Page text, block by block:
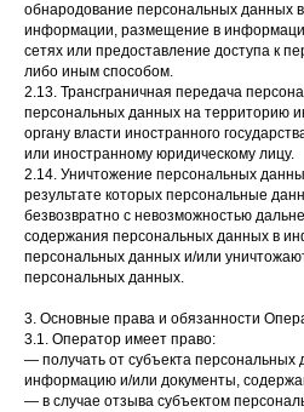
обнародование персональных данных
информации, размещение в
сетях или предоставление доступа к
либо иным способом.
2.13. Трансграничная передача
персональных данных на территорию
органу власти иностранного
или иностранному юридическому лицу.
2.14. Уничтожение персональных
результате которых персональные
безвозвратно с невозможностью
содержания персональных данных в
персональных данных и/или
персональных данных.
3. Основные права и обязанности
3.1. Оператор имеет право:
— получать от субъекта персональных
информацию и/или документы,
— в случае отзыва субъектом